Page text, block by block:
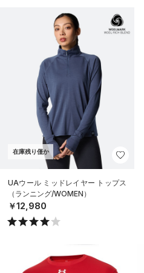
在庫残り僅か
UAウール ミッドレイヤー トップス
（ランニング/WOMEN）
￥12,980